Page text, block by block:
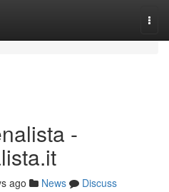
-
ago News
Discuss